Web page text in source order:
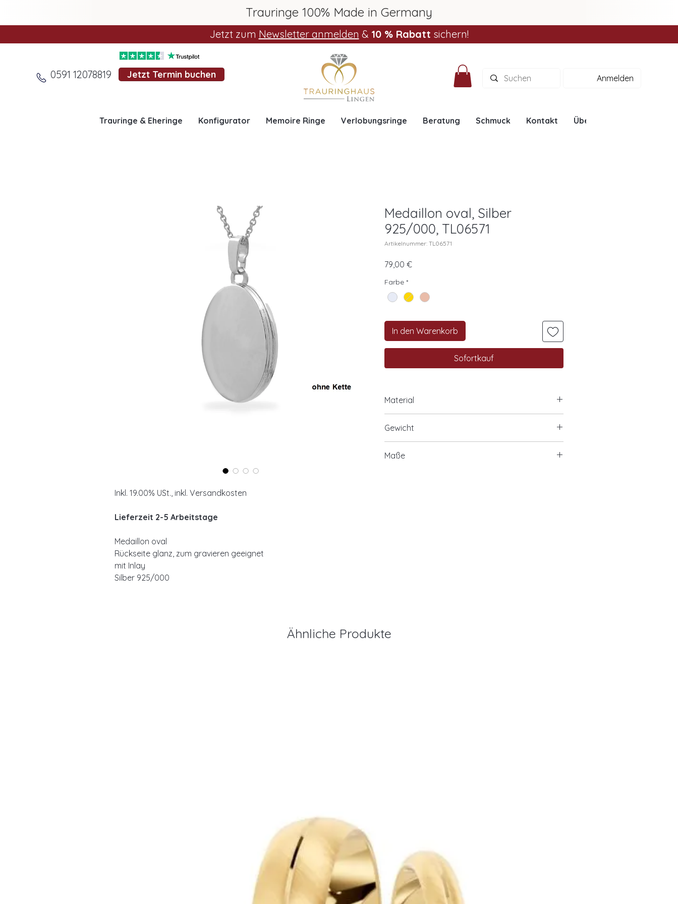
Trauringe 100% Made in Germany
Jetzt zum Newsletter anmelden & 10 % Rabatt sichern!
0591 12078819 Jetzt Termin buchen Anmelden
Trauringe & Eheringe Konfigurator Memoire Ringe Verlobungsringe Beratung Schmuck Kontakt Über uns
Inkl. 19.00% USt., inkl. Versandkosten
Lieferzeit 2-5 Arbeitstage
Medaillon oval
Rückseite glanz, zum gravieren geeignet
mit Inlay
Silber 925/000
Medaillon oval, Silber
925/000, TL06571
Artikelnummer: TL06571
79,00 €Preis
Farbe *
In den Warenkorb
Sofortkauf
Material
optional 925/- Silber, vergoldet
optional 925/- Silber, rosé vergoldet
Gewicht
Maße
Ähnliche Produkte